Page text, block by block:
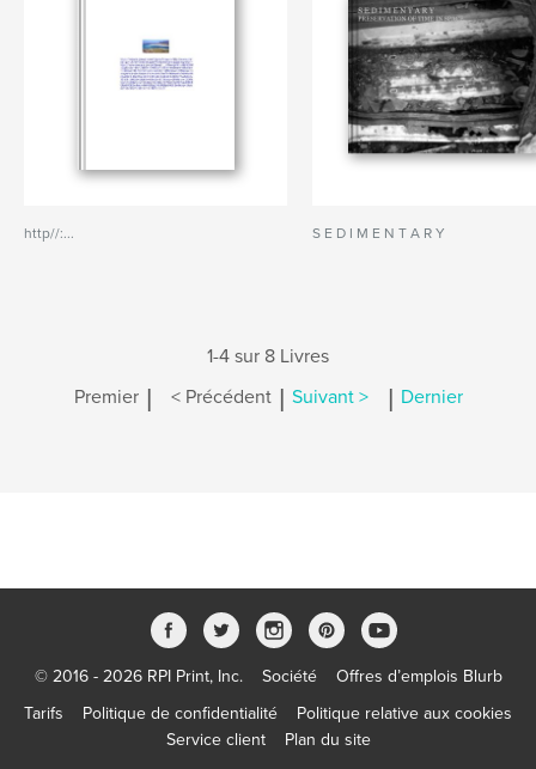
http//:... S E D I M E N T A R Y
1-4 sur 8 Livres
Premier | < Précédent | Suivant > | Dernier
© 2016 - 2026 RPI Print, Inc. Société
Offres d’emplois Blurb
Tarifs
Politique de confidentialité
Politique relative aux cookies
Service client
Plan du site